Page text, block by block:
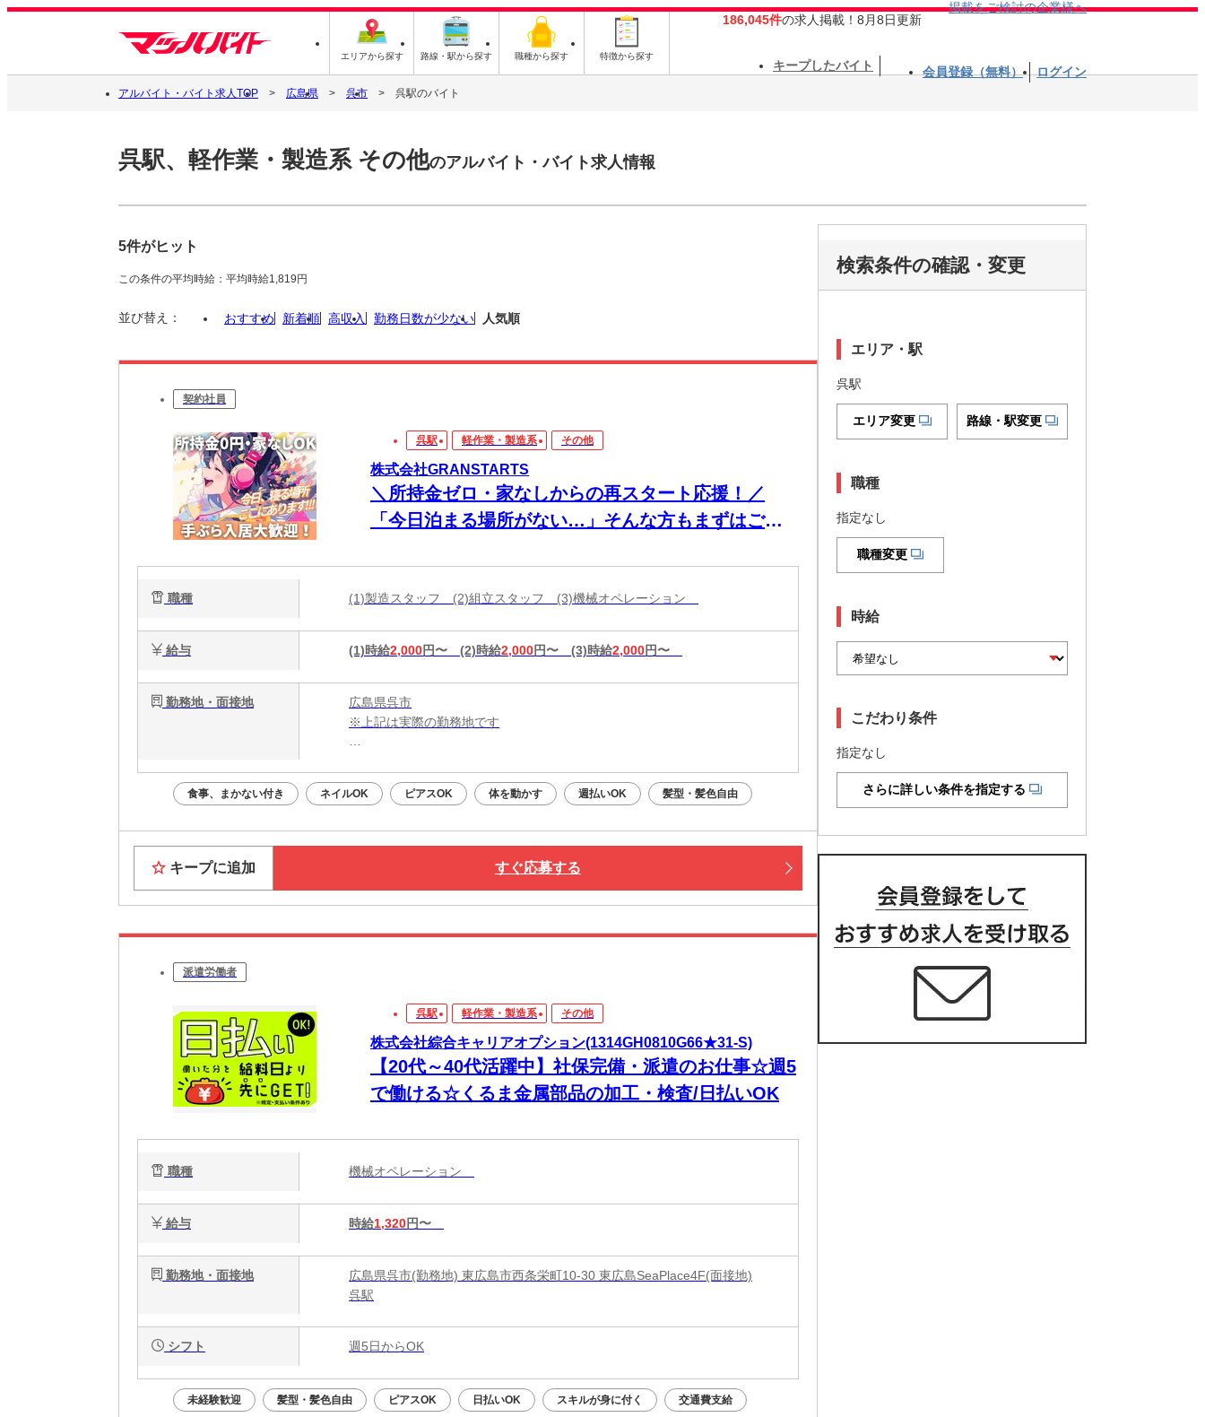
エリアから探す 路線・駅から探す 職種から探す 特徴から探す
186,045件の求人掲載！8月8日更新
掲載をご検討の企業様へ
キープしたバイト 会員登録（無料） ログイン
アルバイト・バイト求人TOP 広島県 呉市 呉駅のバイト
呉駅、軽作業・製造系 その他のアルバイト・バイト求人情報
5件がヒット
この条件の平均時給：平均時給1,819円
並び替え： おすすめ 新着順 高収入 勤務日数が少ない 人気順
契約社員
呉駅 軽作業・製造系 その他
株式会社GRANSTARTS
＼所持金ゼロ・家なしからの再スタート応援！／
「今日泊まる場所がない…」そんな方もまずはご相
能◎働く場所も
職種 (1)製造スタッフ (2)組立スタッフ (3)機械オペレーション
給与 (1)時給2,000円〜 (2)時給2,000円〜 (3)時給2,000円〜
勤務地・面接地
広島県呉市
※上記は実際の勤務地です
Web面接・電話面接・対面面接から、ご希望の方法を選べます◎
食事、まかない付き ネイルOK ピアスOK 体を動かす 週払いOK 髪型・髪色自由
キープに追加 すぐ応募する
派遣労働者
呉駅 軽作業・製造系 その他
株式会社綜合キャリアオプション(1314GH0810G66★31-S)
【20代～40代活躍中】社保完備・派遣のお仕事☆週5
で働ける☆くるま金属部品の加工・検査/日払いOK
職種 機械オペレーション
給与 時給1,320円〜
勤務地・面接地
広島県呉市(勤務地) 東広島市西条栄町10-30 東広島SeaPlace4F(面接地)
呉駅
シフト 週5日からOK
未経験歓迎 髪型・髪色自由 ピアスOK 日払いOK スキルが身に付く 交通費支給
検索条件の確認・変更
エリア・駅
呉駅
エリア変更 路線・駅変更
職種
指定なし
職種変更
時給
こだわり条件
指定なし
さらに詳しい条件を指定する